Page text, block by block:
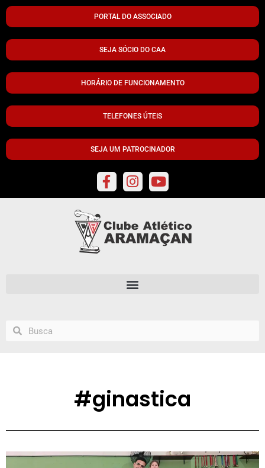
PORTAL DO ASSOCIADO
SEJA SÓCIO DO CAA
HORÁRIO DE FUNCIONAMENTO
TELEFONES ÚTEIS
SEJA UM PATROCINADOR
#ginastica